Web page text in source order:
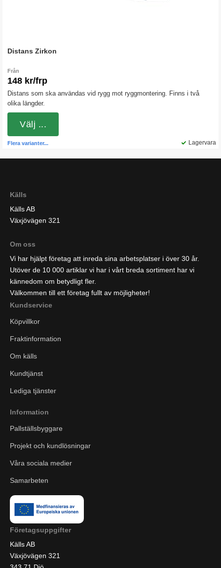
Distans Zirkon
Från
148 kr/frp
Distans som ska användas vid rygg mot ryggmontering. Finns i två
olika längder.
Lagervara
Flera varianter...
Välj ...
Källs
Källs AB
Växjövägen 321
Om oss
Vi har hjälpt företag att inreda sina arbetsplatser i över 30 år.
Utöver de 10 000 artiklar vi har i vårt breda sortiment har vi
kännedom om betydligt fler.
Välkommen till ett företag fullt av möjligheter!
Kundservice
Köpvillkor
Fraktinformation
Om källs
Kundtjänst
Lediga tjänster
Information
Pallställsbyggare
Projekt och kundlösningar
Våra sociala medier
Samarbeten
Företagsuppgifter
Källs AB
Växjövägen 321